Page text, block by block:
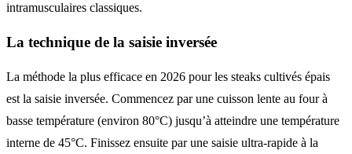
intramusculaires classiques.
La technique de la saisie inversée
La méthode la plus efficace en 2026 pour les steaks cultivés épais
est la saisie inversée. Commencez par une cuisson lente au four à
basse température (environ 80°C) jusqu’à atteindre une température
interne de 45°C. Finissez ensuite par une saisie ultra-rapide à la